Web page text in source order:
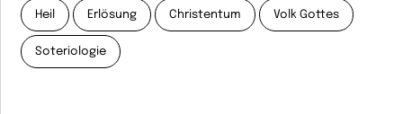
Heil Erlösung Christentum Volk Gottes
Soteriologie